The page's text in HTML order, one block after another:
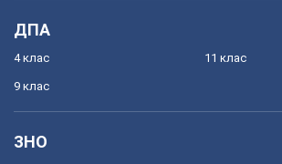
ДПА
4 клас
9 клас
11 клас
ЗНО